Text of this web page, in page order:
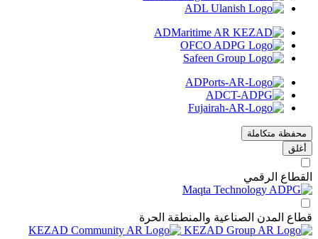
الصناعية والمنطقة الحرة